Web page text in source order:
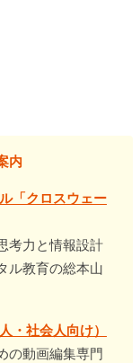
内
「クロスウェー
考力と情報設計
ル教育の総本山
・社会人向け）
の動画編集専門